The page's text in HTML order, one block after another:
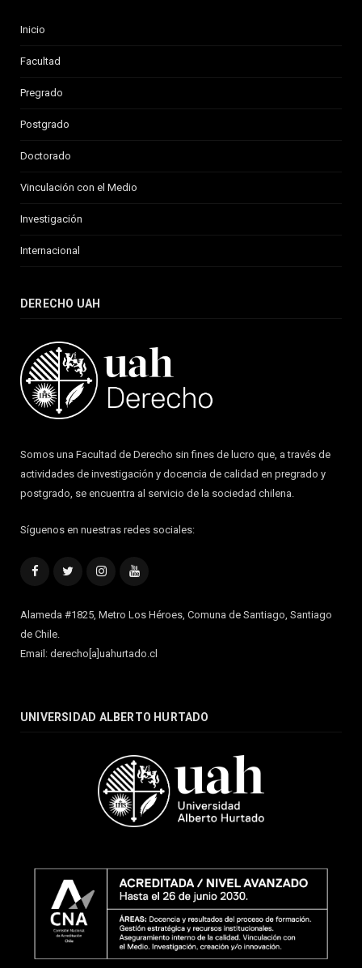
Inicio
Facultad
Pregrado
Postgrado
Doctorado
Vinculación con el Medio
Investigación
Internacional
DERECHO UAH
Somos una Facultad de Derecho sin fines de lucro que, a través de
actividades de investigación y docencia de calidad en pregrado y
postgrado, se encuentra al servicio de la sociedad chilena.
Síguenos en nuestras redes sociales:
FacebookTwitterInstagramYouTube
Alameda #1825, Metro Los Héroes, Comuna de Santiago, Santiago
de Chile.
Email: derecho[a]uahurtado.cl
UNIVERSIDAD ALBERTO HURTADO